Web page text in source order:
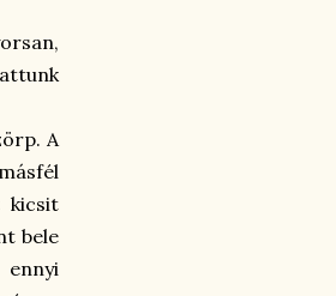
A
kicsit
bele
ennyi